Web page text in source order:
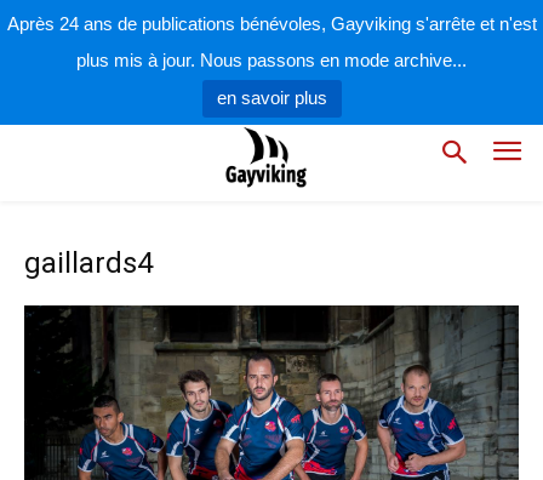
Après 24 ans de publications bénévoles, Gayviking s'arrête et n'est
plus mis à jour. Nous passons en mode archive...
en savoir plus
gaillards4